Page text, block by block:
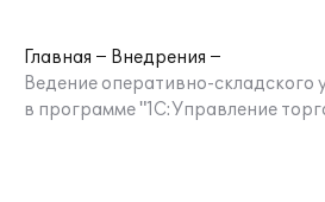
Главная
Внедрения
Ведение оперативно-складского
в программе "1С:Управление